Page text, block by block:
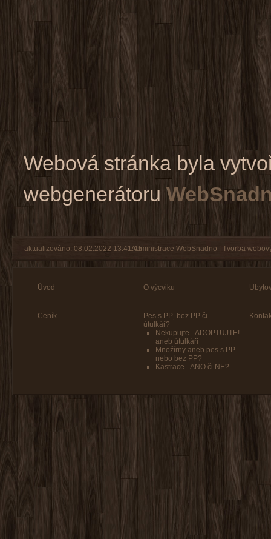
Webová stránka byla
webgenerátoru
Administrace WebSnadno Tvorba
aktualizováno: 08.02.2022 13:41:45
Úvod O výcviku
Ceník
Pes s PP‚ bez PP či
útulkář?
Nekupujte - ADOPTUJTE!
aneb útulkáři
Množírny aneb pes s PP
nebo bez PP?
Kastrace - ANO či NE?